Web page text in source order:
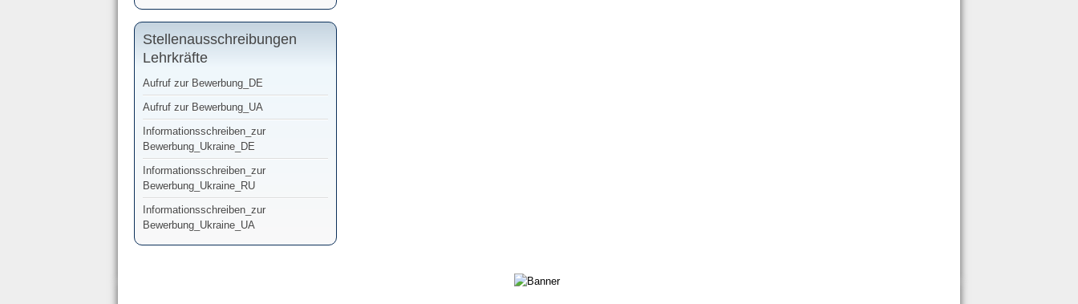
Stellenausschreibungen
Lehrkräfte
Aufruf zur Bewerbung_DE
Aufruf zur Bewerbung_UA
Informationsschreiben_zur
Bewerbung_Ukraine_DE
Informationsschreiben_zur
Bewerbung_Ukraine_RU
Informationsschreiben_zur
Bewerbung_Ukraine_UA